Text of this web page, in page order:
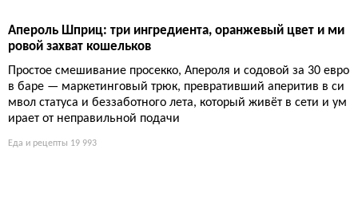
Апероль Шприц: три ингредиента, оранжевый цвет и ми
ровой захват кошельков
Простое смешивание просекко, Апероля и содовой за 30 евро
в баре — маркетинговый трюк, превративший аперитив в си
мвол статуса и беззаботного лета, который живёт в сети и ум
ирает от неправильной подачи
Еда и рецепты 19 993